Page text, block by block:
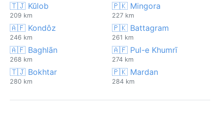
🇹🇯 Kŭlob
209 km
🇵🇰 Mingora
227 km
🇦🇫 Kondôz
246 km
🇵🇰 Battagram
261 km
🇦🇫 Baghlān
268 km
🇦🇫 Pul-e Khumrī
274 km
🇹🇯 Bokhtar
280 km
🇵🇰 Mardan
284 km